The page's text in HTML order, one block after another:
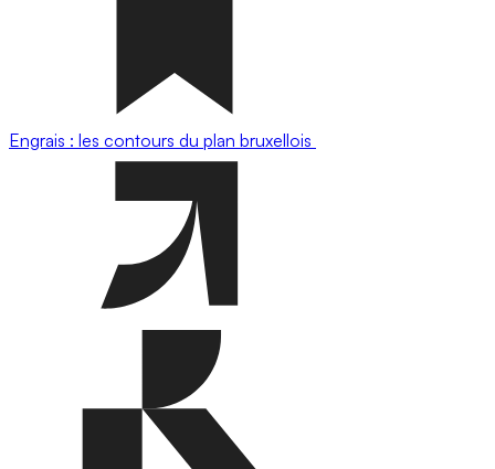
Engrais : les contours du plan bruxellois